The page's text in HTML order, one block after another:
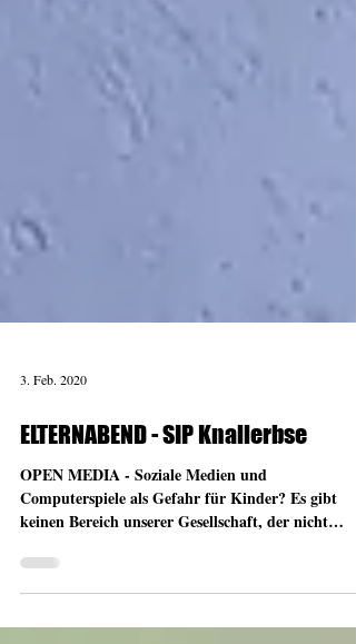
3. Feb. 2020
ELTERNABEND - SIP Knallerbse
OPEN MEDIA - Soziale Medien und
keinen Bereich unserer Gesellschaft, der nicht
medial...